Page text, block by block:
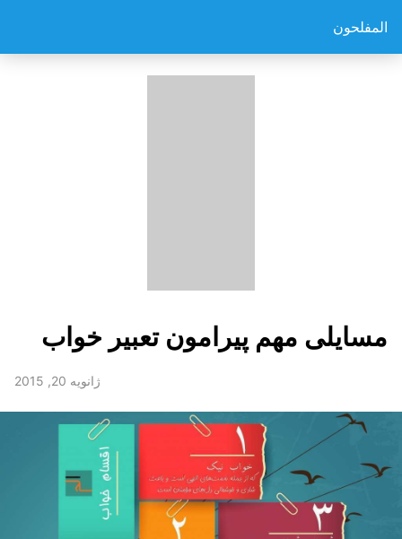
المفلحون
مسایلی مهم پیرامون تعبیر خواب
ژانویه 20, 2015